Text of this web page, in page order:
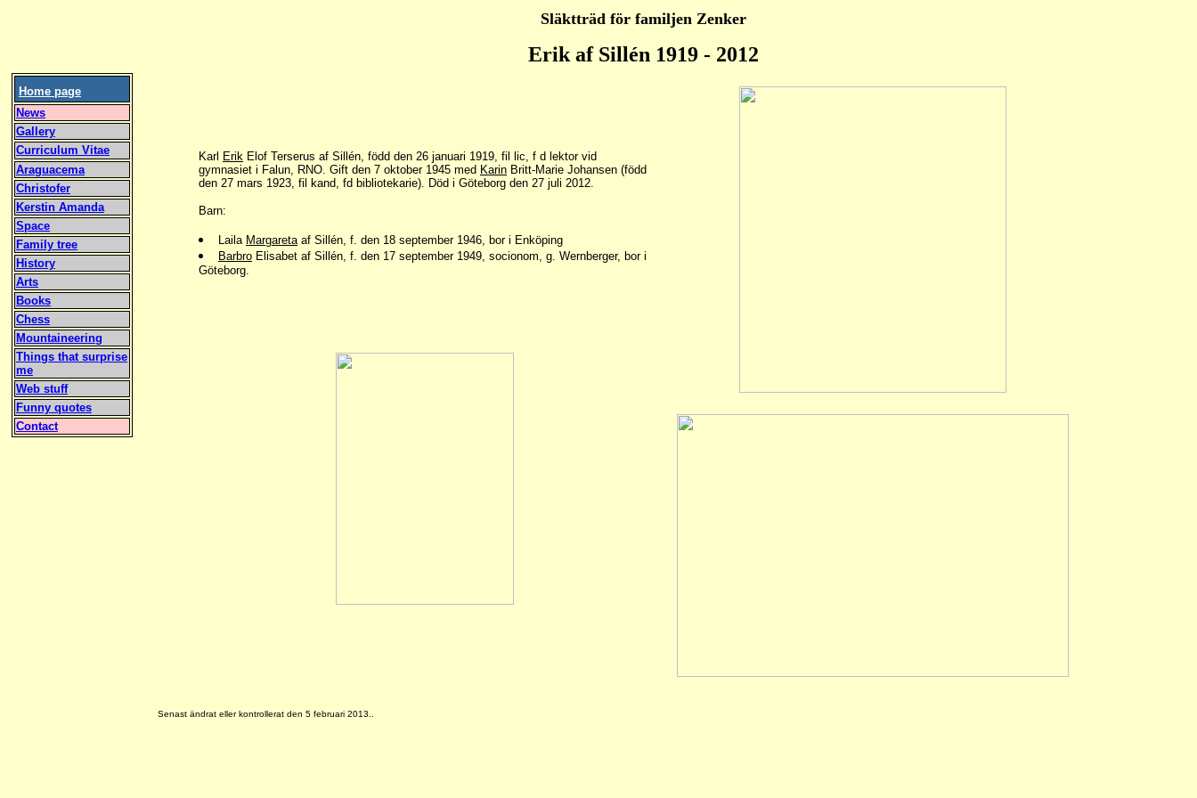
Släktträd för familjen Zenker
Erik af Sillén 1919 - 2012
Karl Erik Elof Terserus af Sillén, född den 26 januari 1919, fil lic, f d lektor vid
gymnasiet i Falun, RNO. Gift den 7 oktober 1945 med Karin Britt-Marie Johansen (född
den 27 mars 1923, fil kand, fd bibliotekarie). Död i Göteborg den 27 juli 2012.
Barn:
Laila Margaretaaf Sillén, f. den 18 september 1946, bor i Enköping
Barbro Elisabet af Sillén, f. den 17 september 1949, socionom, g. Wernberger, bor i
Göteborg.
Senast ändrat eller kontrollerat den 5 februari 2013..
Home page
News
Gallery
Curriculum Vitae
Araguacema
Christofer
Kerstin Amanda
Space
Family tree
History
Arts
Books
Chess
Mountaineering
Things that surprise
me
Web stuff
Funny quotes
Contact